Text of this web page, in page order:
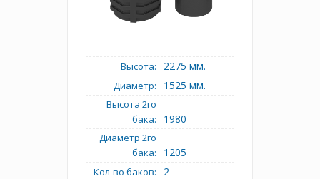
Высота: 2275 мм.
Диаметр: 1525 мм.
Высота 2го
бака:
1980
Диаметр 2го
бака:
1205
Кол-во баков: 2